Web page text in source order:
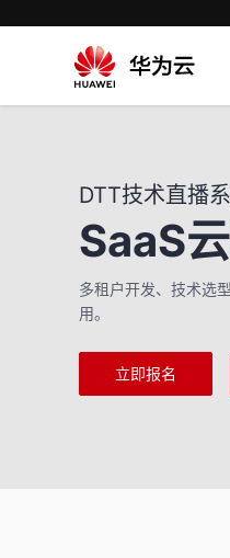
DTT技术直播
SaaS
多租户开发、技术选
用。
立即报名